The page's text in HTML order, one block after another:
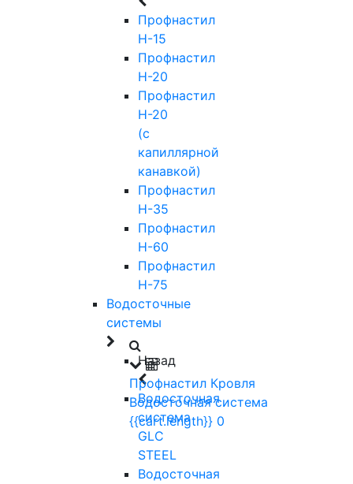
Профнастил
Н-15
Профнастил
Н-20
Профнастил
Н-20
(с
капиллярной
канавкой)
Профнастил
Н-35
Профнастил
Н-60
Профнастил
Н-75
Водосточные
системы
Назад
Водосточная
система
GLC
STEEL
Водосточная
Профнастил Кровля
Водосточная система
{{cart.length}} 0